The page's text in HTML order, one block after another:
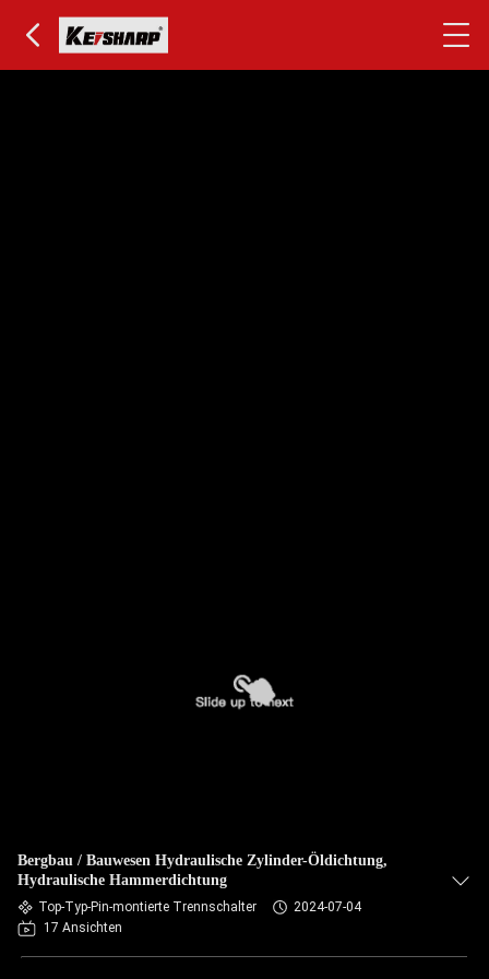
Bergbau / Bauwesen Hydraulische Zylinder-Öldichtung,
Hydraulische Hammerdichtung
Top-Typ-Pin-montierte Trennschalter
2024-07-04
17 Ansichten